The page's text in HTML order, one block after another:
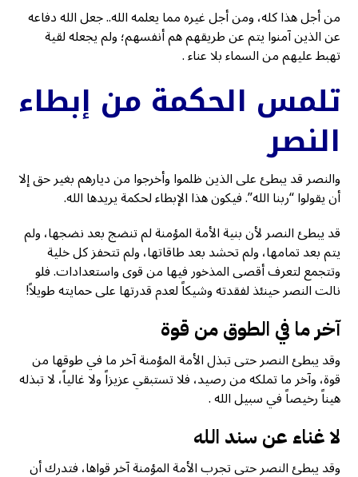
من أجل هذا كله، ومن أجل غيره مما يعلمه الله.. جعل الله دفاعه
عن الذين آمنوا يتم عن طريقهم هم أنفسهم؛ ولم يجعله لقية
تهبط عليهم من السماء بلا عناء .
تلمس الحكمة من إبطاء
النصر
والنصر قد يبطئ على الذين ظلموا وأخرجوا من ديارهم بغير حق إلا
أن يقولوا “ربنا الله”. فيكون هذا الإبطاء لحكمة يريدها الله.
قد يبطئ النصر لأن بنية الأمة المؤمنة لم تنضج بعد نضجها، ولم
يتم بعد تمامها، ولم تحشد بعد طاقاتها، ولم تتحفز كل خلية
وتتجمع لتعرف أقصى المذخور فيها من قوى واستعدادات. فلو
نالت النصر حينئذ لفقدته وشيكاً لعدم قدرتها على حمايته طويلاً!
آخر ما في الطوق من قوة
وقد يبطئ النصر حتى تبذل الأمة المؤمنة آخر ما في طوقها من
قوة، وآخر ما تملكه من رصيد، فلا تستبقي عزيزاً ولا غالياً، لا تبذله
هيناً رخيصاً في سبيل الله .
لا غناء عن سند الله
وقد يبطئ النصر حتى تجرب الأمة المؤمنة آخر قواها، فتدرك أن